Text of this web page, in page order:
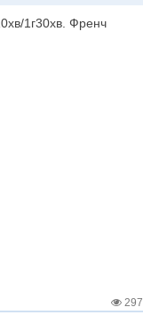
1г30хв. Френч
297